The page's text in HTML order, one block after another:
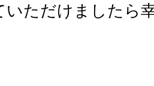
いただけましたら